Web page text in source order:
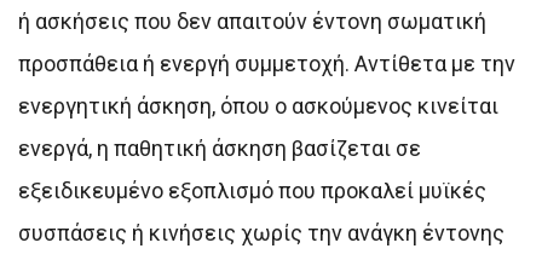
ή ασκήσεις που δεν απαιτούν έντονη σωματική
προσπάθεια ή ενεργή συμμετοχή. Αντίθετα με την
ενεργητική άσκηση, όπου ο ασκούμενος κινείται
ενεργά, η παθητική άσκηση βασίζεται σε
εξειδικευμένο εξοπλισμό που προκαλεί μυϊκές
συσπάσεις ή κινήσεις χωρίς την ανάγκη έντονης